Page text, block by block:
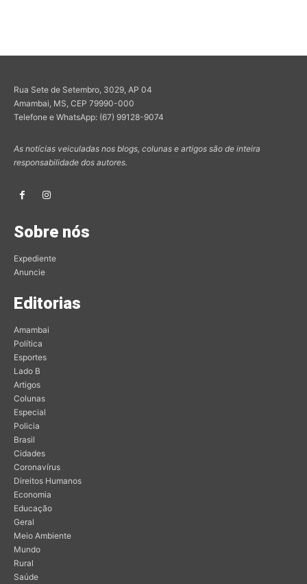
Rua Sete de Setembro, 3029, AP 04
Amambai, MS, CEP 79990-000
Telefone e WhatsApp: (67) 99128-9074
As notícias veiculadas nos blogs, colunas e artigos são de inteira
responsabilidade dos autores.
Sobre nós
Expediente
Anuncie
Editorias
Amambai
Política
Esportes
Lado B
Artigos
Colunas
Especial
Policia
Brasil
Cidades
Coronavírus
Direitos Humanos
Economia
Educação
Geral
Meio Ambiente
Mundo
Rural
Saúde